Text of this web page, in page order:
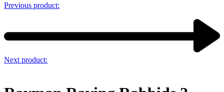
Previous product:
Next product: